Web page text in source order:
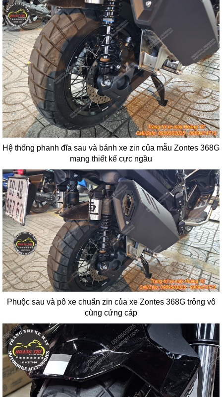
Hệ thống phanh đĩa sau và bánh xe zin của mẫu Zontes 368G
mang thiết kế cực ngầu
Phuộc sau và pô xe chuẩn zin của xe Zontes 368G trông vô
cùng cứng cáp